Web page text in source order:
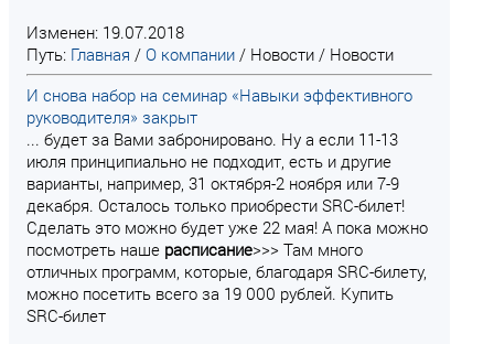
Изменен: 19.07.2018
Путь: Главная / О компании / Новости / Новости
И снова набор на семинар «Навыки эффективного
руководителя» закрыт
... будет за Вами забронировано. Ну а если 11-13
июля принципиально не подходит, есть и другие
варианты, например, 31 октября-2 ноября или 7-9
декабря. Осталось только приобрести SRC-билет!
Сделать это можно будет уже 22 мая! А пока можно
посмотреть наше расписание>>> Там много
отличных программ, которые, благодаря SRC-билету,
можно посетить всего за 19 000 рублей. Купить
SRC-билет